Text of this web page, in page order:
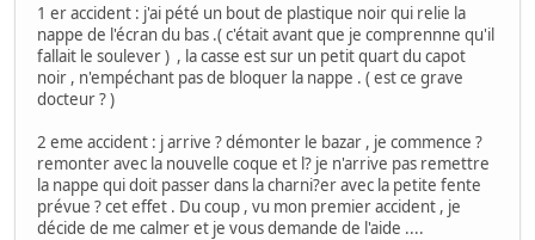
1 er accident : j'ai pété un bout de plastique noir qui relie la
nappe de l'écran du bas .( c'était avant que je comprennne qu'il
fallait le soulever ) , la casse est sur un petit quart du capot
noir , n'empéchant pas de bloquer la nappe . ( est ce grave
docteur ? )
2 eme accident : j arrive ? démonter le bazar , je commence ?
remonter avec la nouvelle coque et l? je n'arrive pas remettre
la nappe qui doit passer dans la charni?er avec la petite fente
prévue ? cet effet . Du coup , vu mon premier accident , je
décide de me calmer et je vous demande de l'aide ....